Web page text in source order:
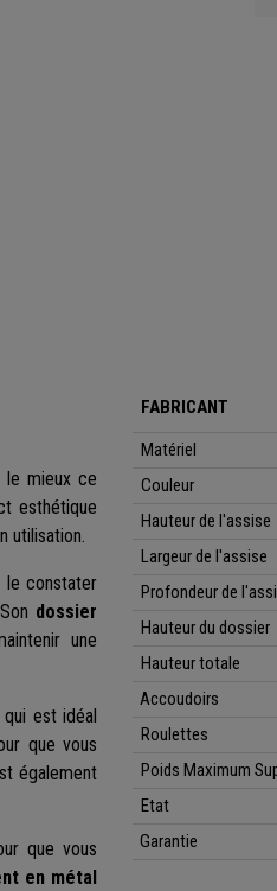
le mieux ce
esthétique
utilisation.
le constater
dossier
une
est idéal
que vous
également
que vous
en métal
FABRICANT
Matériel
Couleur
Hauteur de l'assise
Largeur de l'assise
Profondeur de
Hauteur du dossier
Hauteur totale
Accoudoirs
Roulettes
Poids Maximum
Etat
Garantie